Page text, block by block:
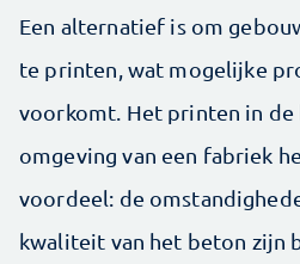
Een alternatief is om
te printen, wat mogelijke
voorkomt. Het printen in de
omgeving van een fabriek
voordeel: de
kwaliteit van het beton zijn